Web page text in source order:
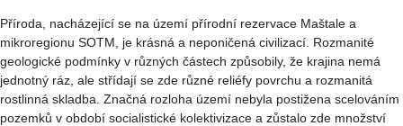
Příroda, nacházející se na území přírodní rezervace Maštale a
mikroregionu SOTM, je krásná a neponičená civilizací. Rozmanité
geologické podmínky v různých částech způsobily, že krajina nemá
jednotný ráz, ale střídají se zde různé reliéfy povrchu a rozmanitá
rostlinná skladba. Značná rozloha území nebyla postižena scelováním
pozemků v období socialistické kolektivizace a zůstalo zde množství